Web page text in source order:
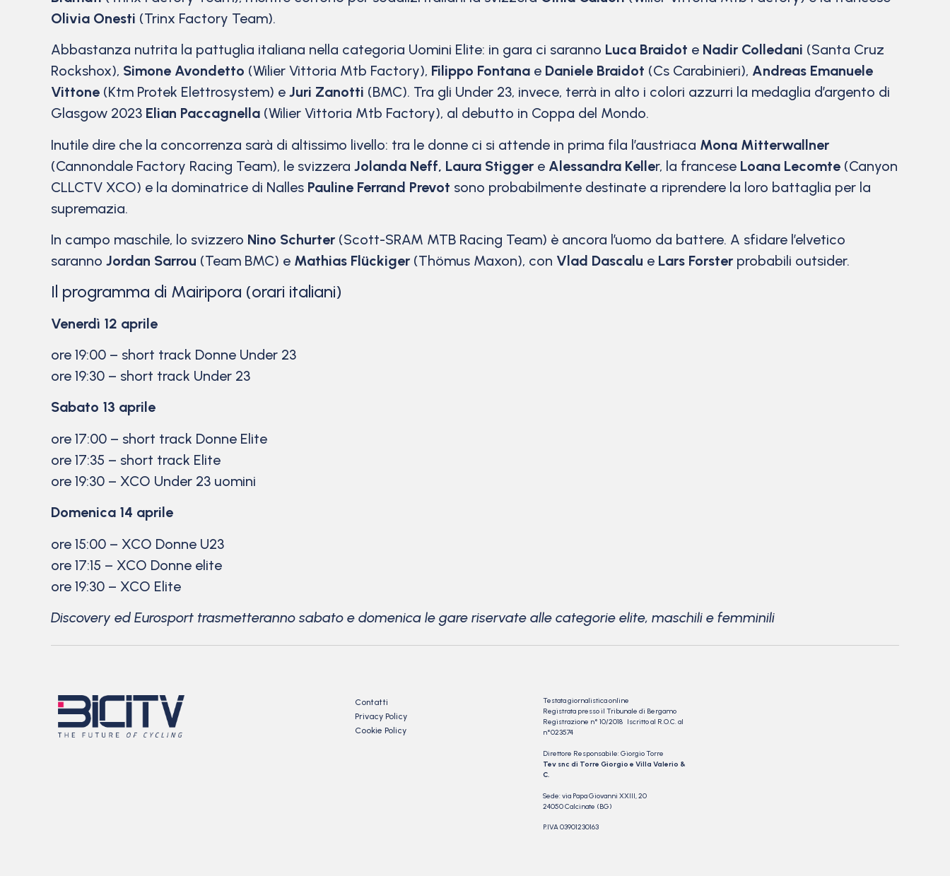
Olivia Onesti (Trinx Factory Team).
Abbastanza nutrita la pattuglia italiana nella categoria Uomini Elite: in gara ci saranno Luca Braidot e Nadir Colledani (Santa Cruz
Rockshox), Simone Avondetto (Wilier Vittoria Mtb Factory), Filippo Fontana e Daniele Braidot (Cs Carabinieri), Andreas Emanuele
Vittone (Ktm Protek Elettrosystem) e Juri Zanotti (BMC). Tra gli Under 23, invece, terrà in alto i colori azzurri la medaglia d’argento di
Glasgow 2023 Elian Paccagnella (Wilier Vittoria Mtb Factory), al debutto in Coppa del Mondo.
Inutile dire che la concorrenza sarà di altissimo livello: tra le donne ci si attende in prima fila l’austriaca Mona Mitterwallner
(Cannondale Factory Racing Team), le svizzera Jolanda Neff, Laura Stigger e Alessandra Keller, la francese Loana Lecomte (Canyon
CLLCTV XCO) e la dominatrice di Nalles Pauline Ferrand Prevot sono probabilmente destinate a riprendere la loro battaglia per la
supremazia.
In campo maschile, lo svizzero Nino Schurter (Scott-SRAM MTB Racing Team) è ancora l’uomo da battere. A sfidare l’elvetico
saranno Jordan Sarrou (Team BMC) e Mathias Flückiger (Thömus Maxon), con Vlad Dascalu e Lars Forster probabili outsider.
Il programma di Mairipora (orari italiani)
Venerdì 12 aprile
ore 19:00 – short track Donne Under 23
ore 19:30 – short track Under 23
Sabato 13 aprile
ore 17:00 – short track Donne Elite
ore 17:35 – short track Elite
ore 19:30 – XCO Under 23 uomini
Domenica 14 aprile
ore 15:00 – XCO Donne U23
ore 17:15 – XCO Donne elite
ore 19:30 – XCO Elite
Discovery ed Eurosport trasmetteranno sabato e domenica le gare riservate alle categorie elite, maschili e femminili
Contatti
Privacy Policy
Cookie Policy
Testata giornalistica online
Registrata presso il Tribunale di Bergamo
Registrazione n° 10/2018 Iscritto al R.O.C. al
n°023574
Direttore Responsabile: Giorgio Torre
Tev snc di Torre Giorgio e Villa Valerio &
C.
Sede: via Papa Giovanni XXIII, 20
24050 Calcinate (BG)
P.IVA 03901230163